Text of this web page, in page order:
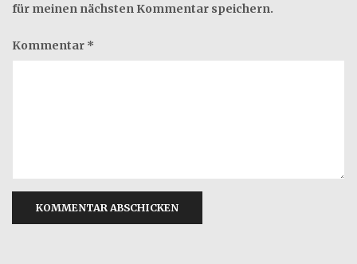
für meinen nächsten Kommentar speichern.
Kommentar *